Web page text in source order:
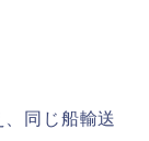
同じ船輸送